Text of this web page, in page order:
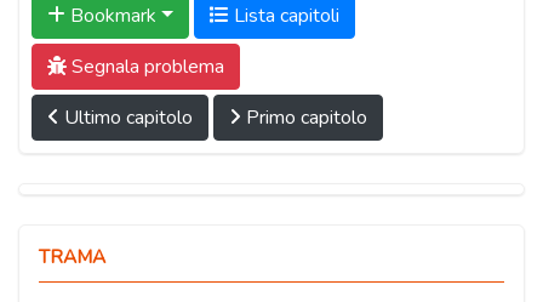
Bookmark
Lista capitoli
Segnala problema
Ultimo capitolo
Primo capitolo
TRAMA